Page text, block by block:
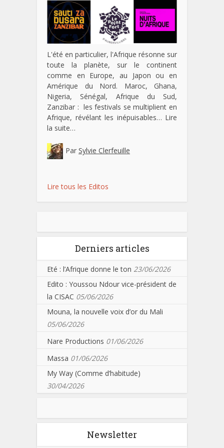
L'été en particulier, l'Afrique résonne sur
toute la planète, sur le continent
comme en Europe, au Japon ou en
Amérique du Nord. Maroc, Ghana,
Nigeria, Sénégal, Afrique du Sud,
Zanzibar : les festivals se multiplient en
Afrique, révélant les inépuisables… Lire
la suite…
Par Sylvie Clerfeuille
Lire tous les Editos
Derniers articles
Eté : l’Afrique donne le ton 23/06/2026
Edito : Youssou Ndour vice-président de
la CISAC 05/06/2026
Mouna, la nouvelle voix d’or du Mali
05/06/2026
Nare Productions 01/06/2026
Massa 01/06/2026
My Way (Comme d’habitude)
30/04/2026
Newsletter